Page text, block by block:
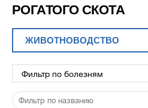
РОГАТОГО СКОТА
ЖИВОТНОВОДСТВО